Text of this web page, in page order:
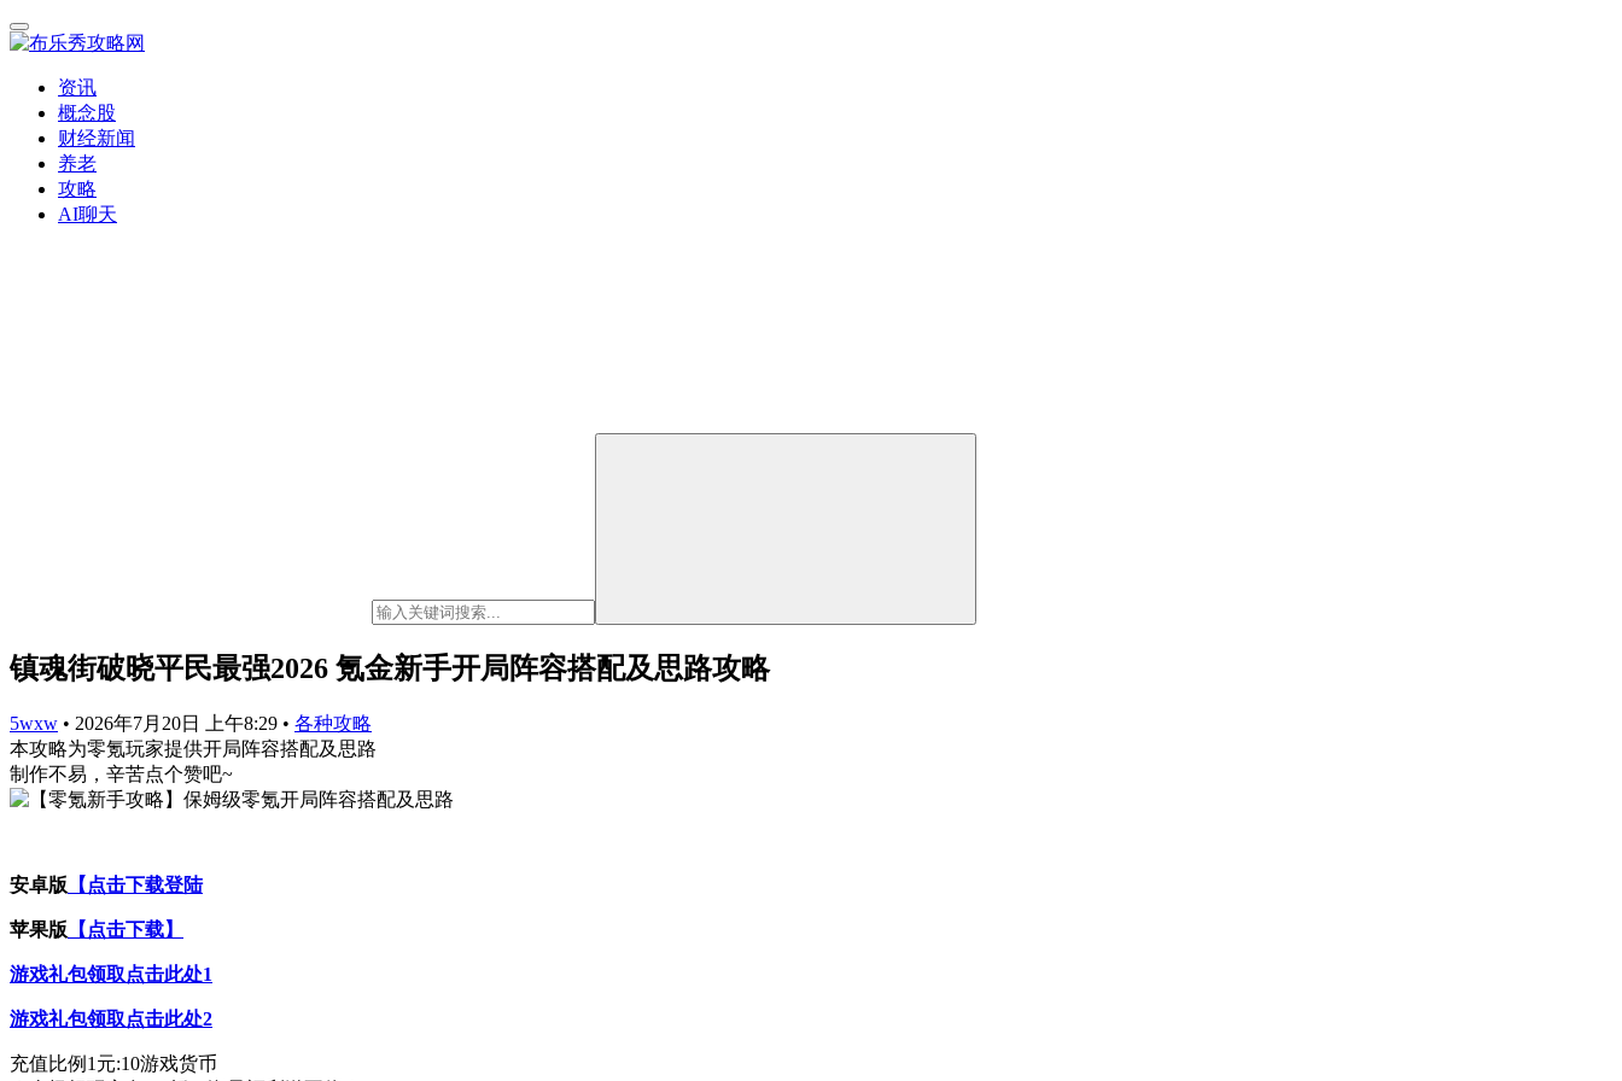
资讯
概念股
财经新闻
养老
攻略
AI聊天
镇魂街破晓平民最强2026 氪金新手开局阵容搭配及思路攻略
5wxw • 2026年7月20日 上午8:29 • 各种攻略
本攻略为零氪玩家提供开局阵容搭配及思路
制作不易，辛苦点个赞吧~
安卓版 【点击下载登陆
苹果版 【点击下载】
游戏礼包领取点击此处1
游戏礼包领取点击此处2
充值比例1元:10游戏货币